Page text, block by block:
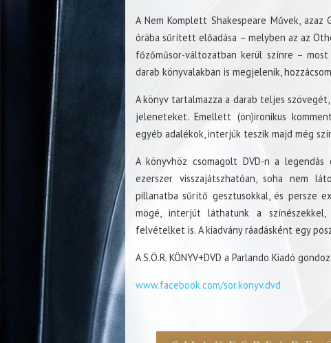
A Nem Komplett Shakespeare Művek,
órába sűrített előadása – melyben az az
főzőműsor-változatban kerül színre –
darab könyvalakban is megjelenik,
A könyv tartalmazza a darab teljes
jeleneteket. Emellett (ön)ironikus
egyéb adalékok, interjúk teszik majd még
A könyvhöz csomagolt DVD-n a
ezerszer visszajátszhatóan, soha nem
pillanatba sűrítő gesztusokkal, és persze
mögé, interjút láthatunk a
felvételket is. A kiadvány ráadásként egy
A S.Ö.R. KÖNYV+DVD a Parlando Kiadó
www.facebook.com/sor.konyv.dvd